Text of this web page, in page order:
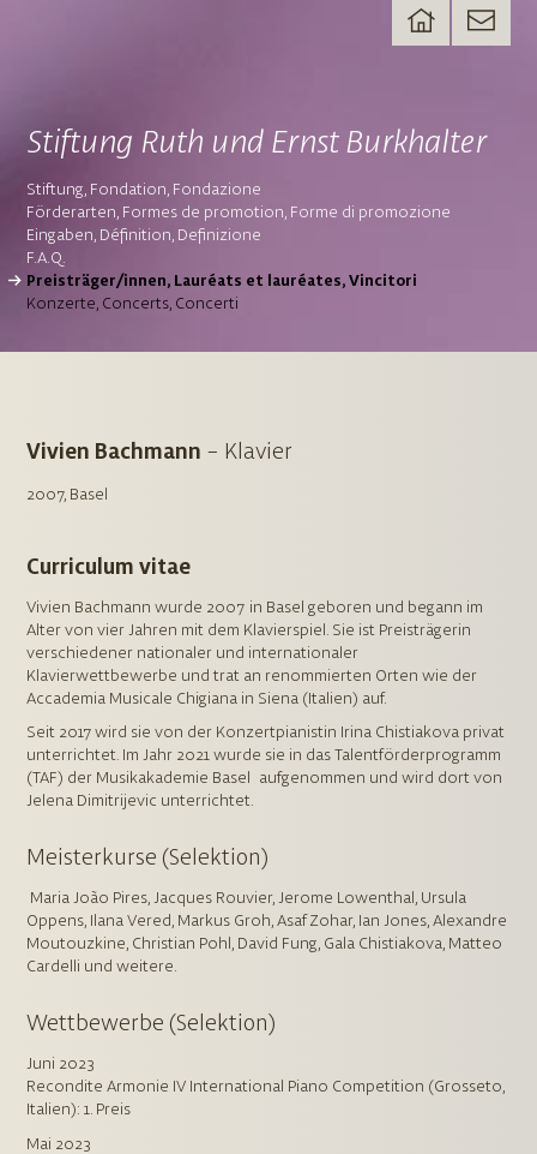
Stiftung Ruth und Ernst Burkhalter
Stiftung Fondation Fondazione
Förderarten Formes de promotion Forme di promozione
Eingaben Définition Definizione
F.A.Q.
Preisträger/innen Lauréats et lauréates Vincitori
Konzerte Concerts Concerti
Vivien Bachmann – Klavier
2007, Basel
Curriculum vitae
Vivien Bachmann wurde 2007 in Basel geboren und begann im
Alter von vier Jahren mit dem Klavierspiel. Sie ist Preisträgerin
verschiedener nationaler und internationaler
Klavierwettbewerbe und trat an renommierten Orten wie der
Accademia Musicale Chigiana in Siena (Italien) auf.
Seit 2017 wird sie von der Konzertpianistin Irina Chistiakova privat
unterrichtet. Im Jahr 2021 wurde sie in das Talentförderprogramm
(TAF) der Musikakademie Basel aufgenommen und wird dort von
Jelena Dimitrijevic unterrichtet.
Meisterkurse (Selektion)
Maria João Pires, Jacques Rouvier, Jerome Lowenthal, Ursula
Oppens, Ilana Vered, Markus Groh, Asaf Zohar, Ian Jones, Alexandre
Moutouzkine, Christian Pohl, David Fung, Gala Chistiakova, Matteo
Cardelli und weitere.
Wettbewerbe (Selektion)
Juni 2023
Recondite Armonie IV International Piano Competition (Grosseto,
Italien): 1. Preis
Mai 2023